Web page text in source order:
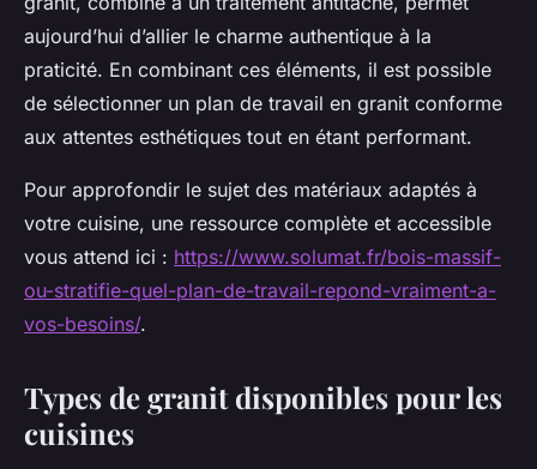
aujourd’hui d’allier le charme authentique à la
praticité. En combinant ces éléments, il est possible
de sélectionner un plan de travail en granit conforme
aux attentes esthétiques tout en étant performant.
Pour approfondir le sujet des matériaux adaptés à
votre cuisine, une ressource complète et accessible
vous attend ici : https://www.solumat.fr/bois-massif-
ou-stratifie-quel-plan-de-travail-repond-vraiment-a-
vos-besoins/.
Types de granit disponibles pour les
cuisines